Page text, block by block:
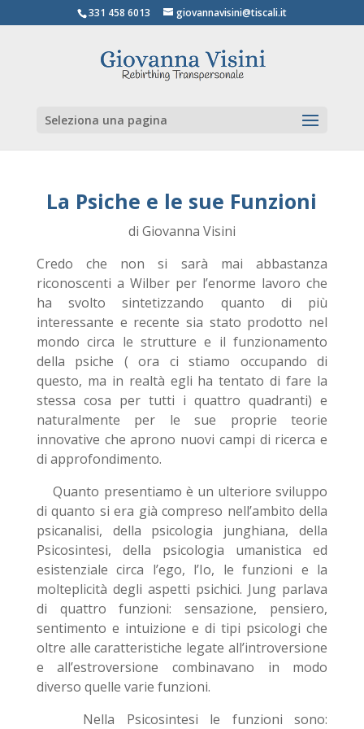
331 458 6013 giovannavisini@tiscali.it
Seleziona una pagina
La Psiche e le sue Funzioni
di Giovanna Visini
Credo che non si sarà mai abbastanza
riconoscenti a Wilber per l’enorme lavoro che
ha svolto sintetizzando quanto di più
interessante e recente sia stato prodotto nel
mondo circa le strutture e il funzionamento
della psiche ( ora ci stiamo occupando di
questo, ma in realtà egli ha tentato di fare la
stessa cosa per tutti i quattro quadranti) e
naturalmente per le sue proprie teorie
innovative che aprono nuovi campi di ricerca e
di approfondimento.
Quanto presentiamo è un ulteriore sviluppo
di quanto si era già compreso nell’ambito della
psicanalisi, della psicologia junghiana, della
Psicosintesi, della psicologia umanistica ed
esistenziale circa l’ego, l’Io, le funzioni e la
molteplicità degli aspetti psichici. Jung parlava
di quattro funzioni: sensazione, pensiero,
sentimento e intuizione e di tipi psicologi che
oltre alle caratteristiche legate all’introversione
e all’estroversione combinavano in modo
diverso quelle varie funzioni.
Nella Psicosintesi le funzioni sono: